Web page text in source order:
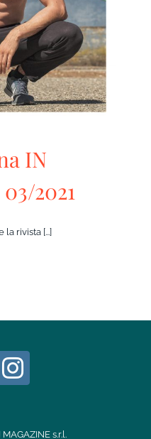
IN
2021
rivista [...]
s.r.l.